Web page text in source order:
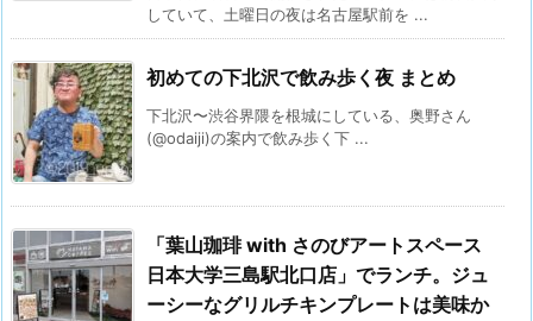
していて、土曜日の夜は名古屋駅前を ...
初めての下北沢で飲み歩く夜 まとめ
下北沢〜渋谷界隈を根城にしている、奥野さん
(@odaiji)の案内で飲み歩く下 ...
「葉山珈琲 with さのびアートスペース
日本大学三島駅北口店」でランチ。ジュ
ーシーなグリルチキンプレートは美味か